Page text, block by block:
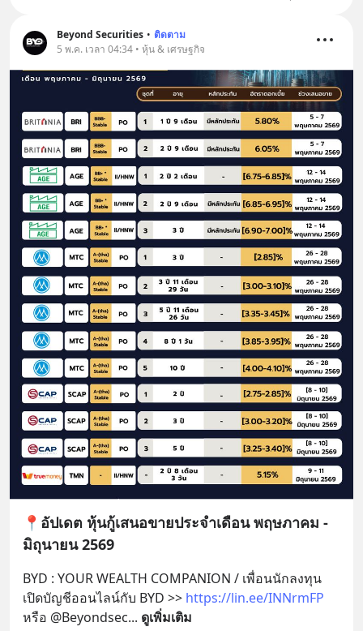
Beyond Securities • ติดตาม
5 พ.ค. เวลา 04:34 • หุ้น & เศรษฐกิจ
📍อัปเดต หุ้นกู้เสนอขายประจำเดือน พฤษภาคม -
มิถุนายน 2569
BYD : YOUR WEALTH COMPANION / เพื่อนนักลงทุน
เปิดบัญชีออนไลน์กับ BYD >> https://lin.ee/INNrmFP
หรือ @Beyondsec... ดูเพิ่มเติม